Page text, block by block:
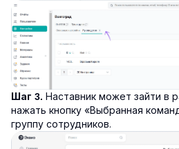
Шаг 3. Наставник может зайти в
нажать кнопку «Выбранная
группу сотрудников.